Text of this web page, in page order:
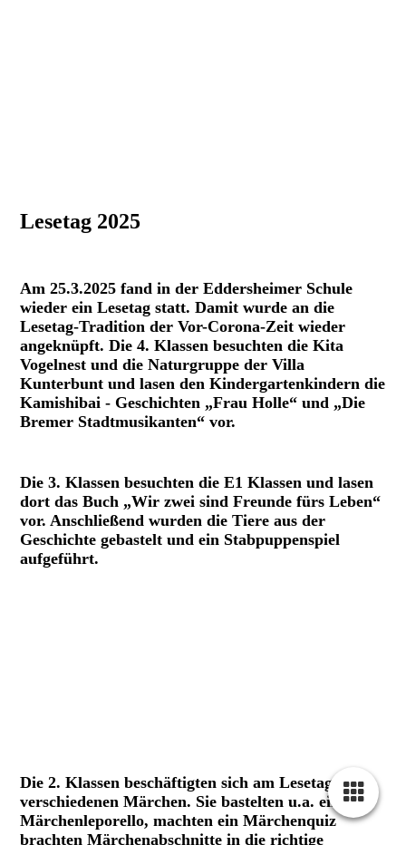
Lesetag 2025
Am 25.3.2025 fand in der Eddersheimer Schule
wieder ein Lesetag statt. Damit wurde an die
Lesetag-Tradition der Vor-Corona-Zeit wieder
angeknüpft.Die 4. Klassen besuchten die Kita
Vogelnest und die Naturgruppe der Villa
Kunterbunt und lasen den Kindergartenkindern die
Kamishibai - Geschichten „Frau Holle“ und „Die
Bremer Stadtmusikanten“ vor.
Die 3. Klassen besuchten die E1 Klassen und lasen
dort das Buch „Wir zwei sind Freunde fürs Leben“
vor. Anschließend wurden die Tiere aus der
Geschichte gebastelt und ein Stabpuppenspiel
aufgeführt.
Die 2. Klassen beschäftigten sich am Lesetag mit
verschiedenen Märchen. Sie bastelten u.a. ein
Märchenleporello, machten ein Märchenquiz
brachten Märchenabschnitte in die richtige